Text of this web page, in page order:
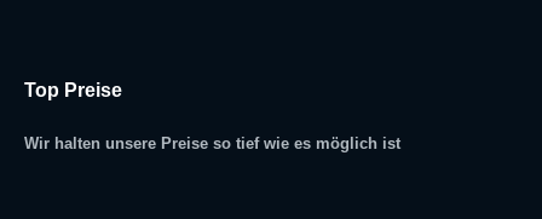
Top Preise
Wir halten unsere Preise so tief wie es möglich ist